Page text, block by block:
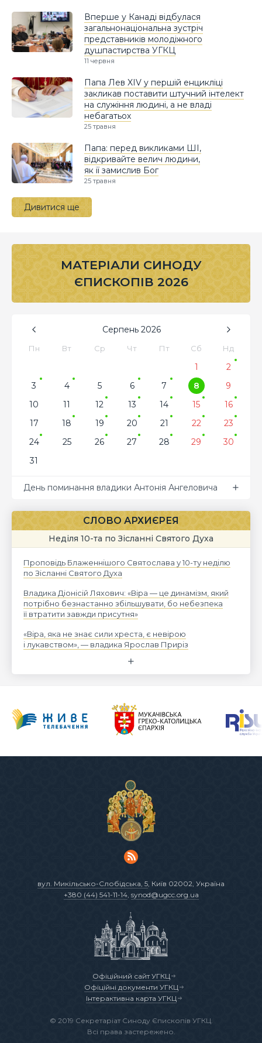
Вперше у Канаді відбулася
загальнонаціональна зустріч
представників молодіжного
душпастирства УГКЦ
11 червня
Папа Лев XIV у першій енцикліці
закликав поставити штучний інтелект
на служіння людині, а не владі
небагатьох
25 травня
Папа: перед викликами ШІ,
відкривайте велич людини,
як її замислив Бог
25 травня
Дивитися ще
МАТЕРІАЛИ СИНОДУ
ЄПИСКОПІВ 2026
Серпень 2026
Пн Вт Ср Чт Пт Сб Нд
1
2
3
4 5 6 7 8
9
10
11 12 13 14 15
16
17
18 19 20 21 22
23
24
25 26 27 28 29
30
31
День поминання владики Антонія Ангеловича
СЛОВО АРХИЄРЕЯ
Неділя 10-та по Зісланні Святого Духа
Проповідь Блаженнішого Святослава у 10-ту неділю
по Зісланні Святого Духа
Владика Діонісій Ляхович: «Віра — це динамізм, який
потрібно безнастанно збільшувати, бо небезпека
її втратити завжди присутня»
«Віра, яка не знає сили хреста, є невірою
і лукавством», — владика Ярослав Приріз
вул. Микільсько-Слобідська, 5, Київ 02002, Україна
+380 (44) 541-11-14, synod@ugcc.org.ua
Офіційний сайт УГКЦ
Офіційні документи УГКЦ
Інтерактивна карта УГКЦ
© 2019 Секретаріат Синоду Єпископів УГКЦ.
Всі права застережено.